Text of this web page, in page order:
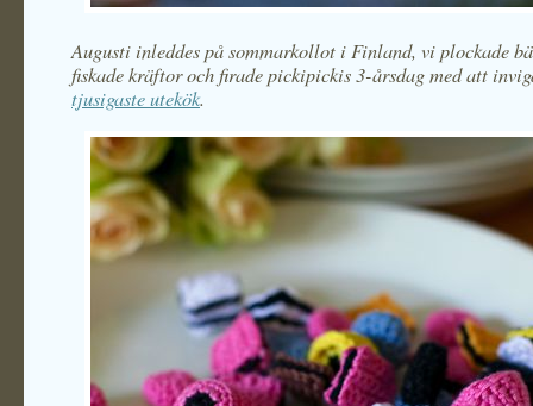
Augusti inleddes på sommarkollot i Finland, vi plockade
fiskade kräftor och firade pickipickis 3-årsdag med att
tjusigaste utekök.